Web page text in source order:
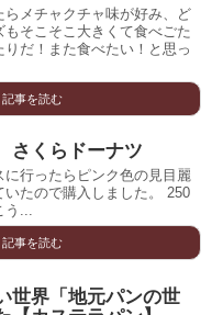
メチャクチャ味が好み、ど
もそこそこ大きくて食べごた
りだ！また食べたい！と思っ
記事を読む
くらドーナツ
行ったらピンク色の見目麗
いたので購入しました。 250
...
記事を読む
世界「地元パンの世